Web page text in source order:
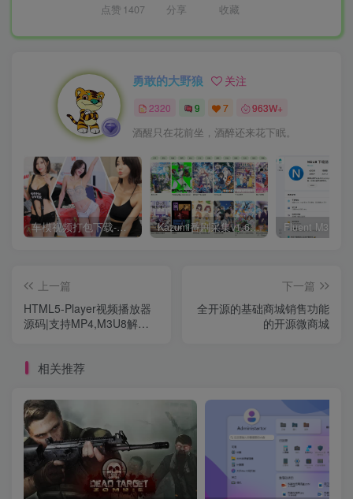
点赞 1407 分享 收藏
勇敢的大野狼 关注
2320 9 7 963W+
酒醒只在花前坐，酒醉还来花下眠。
车模视频打包下载-高清无水印版 Kazumi番剧采集v1.6.9：支持自定义规则+在线观看+弹幕，跨平台下载
上一篇
HTML5-Player视频播放器
源码|支持MP4,M3U8解析
下一篇
全开源的基础商城销售功能
的开源微商城
相关推荐